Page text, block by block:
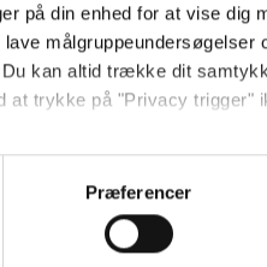
på din enhed for at vise dig
kan altid trække dit
at trykke på "Privacy trigger"
gerne:
om din placering, der
baseret på en scanning af
Præferencer